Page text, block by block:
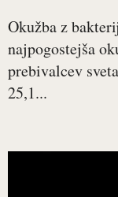
Okužba z
najpogostejša
prebivalcev
25,1...